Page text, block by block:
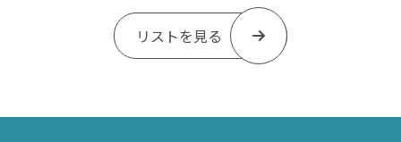
リストを見る